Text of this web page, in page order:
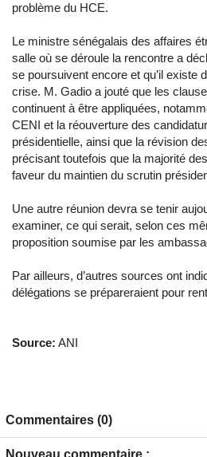
problème du HCE.
Le ministre sénégalais des affaires
salle où se déroule la rencontre a
se poursuivent encore et qu’il existe
crise. M. Gadio a jouté que les
continuent à être appliquées,
CENI et la réouverture des
présidentielle, ainsi que la révision
précisant toutefois que la majorité
faveur du maintien du scrutin
Une autre réunion devra se tenir
examiner, ce qui serait, selon ces
proposition soumise par les
Par ailleurs, d’autres sources ont
délégations se prépareraient pour
Source: ANI
Commentaires (0)
Nouveau commentaire :